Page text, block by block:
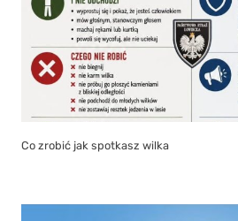
Co zrobić jak spotkasz wilka